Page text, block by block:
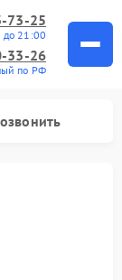
73-25
до 21:00
33-26
по РФ